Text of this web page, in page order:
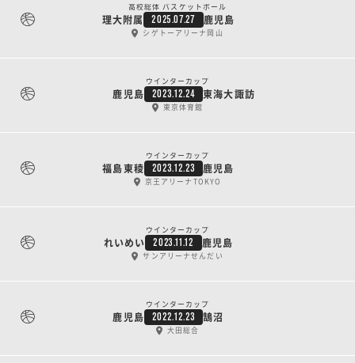
高校総体 バスケットボール
理大附属 2025.07.27 鹿児島
シゲトーアリーナ岡山
ウインターカップ
鹿児島 2023.12.24 東海大諏訪
東京体育館
ウインターカップ
福島東稜 2023.12.23 鹿児島
京王アリーナTOKYO
ウインターカップ
れいめい 2023.11.12 鹿児島
サンアリーナせんだい
ウインターカップ
鹿児島 2022.12.23 鵠沼
大田総合